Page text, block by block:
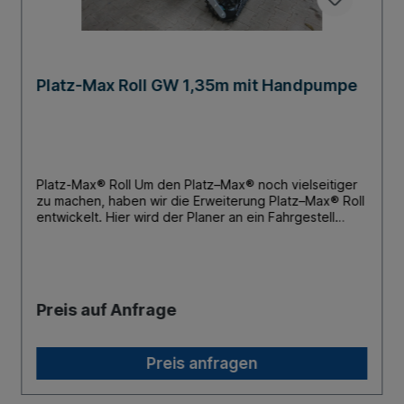
Platz-Max Roll GW 1,35m mit Handpumpe
Platz-Max® Roll Um den Platz–Max® noch vielseitiger
zu machen, haben wir die Erweiterung Platz–Max® Roll
entwickelt. Hier wird der Planer an ein Fahrgestell
Fahrgestells kann der Platz–Max® Roll rangiert und
mechanisch, je nach Zugfahrzeug, hochgefahren oder
abgesenkt werden. Die Arbeitsleistung des Platz–
Max® Roll wird durch das Fahrgestell nicht
beeinträchtigt. Wahlweise steht eine Zugöse oder eine
Preis auf Anfrage
Preis anfragen